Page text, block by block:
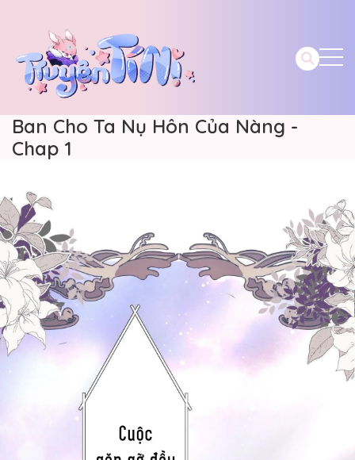
Ban Cho Ta Nụ Hôn Của Nàng -
Chap 1